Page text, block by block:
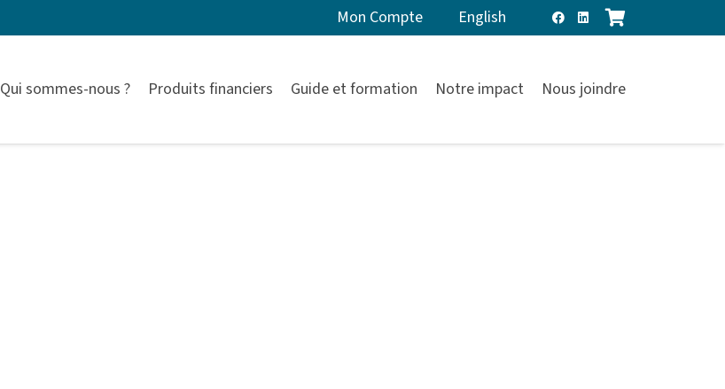
Mon Compte English
Qui sommes-nous ? Produits financiers Guide et formation Notre impact Nous joindre